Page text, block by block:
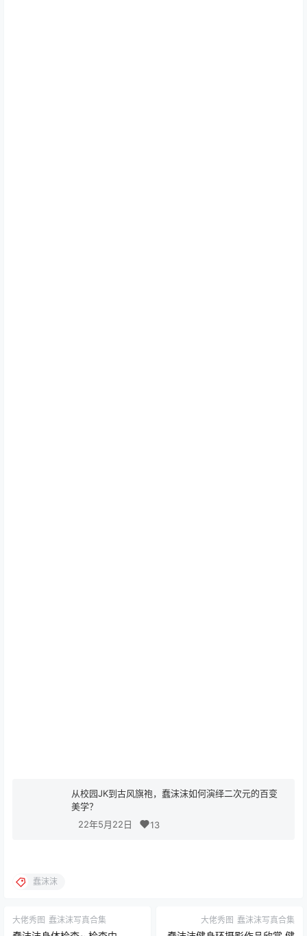
从校园JK到古风旗袍，蠢沫沫如何演绎二次元的百变
美学？
22年5月22日
13
蠢沫沫
大佬秀图 蠢沫沫写真合集 大佬秀图 蠢沫沫写真合集